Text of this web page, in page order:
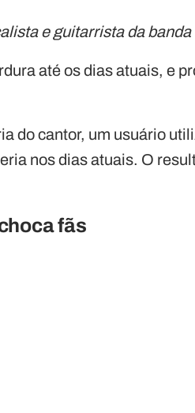
e guitarrista da
até os dias atuais, e
do cantor, um usuário
nos dias atuais. O
fãs